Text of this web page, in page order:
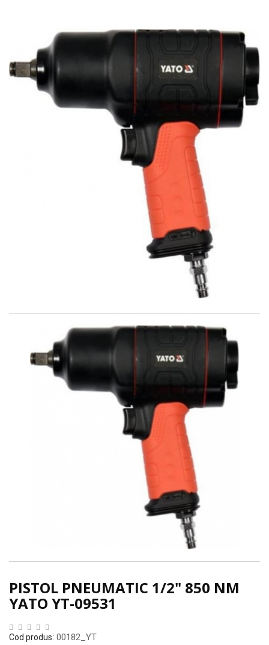
PISTOL PNEUMATIC 1/2" 850 NM
YATO YT-09531
Cod produs: 00182_YT